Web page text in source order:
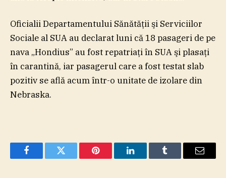
Oficialii Departamentului Sănătăţii şi Serviciilor
Sociale al SUA au declarat luni că 18 pasageri de pe
nava „Hondius” au fost repatriaţi în SUA şi plasaţi
în carantină, iar pasagerul care a fost testat slab
pozitiv se află acum într-o unitate de izolare din
Nebraska.
FacebookTwitter Pinterest LinkedInTumblr Email